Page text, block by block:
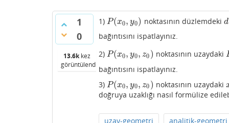
1
0
13.6kkez
görüntülendi
1) P(x0, y0)
P(x0,y0 ) noktasının düzlemdeki d
d:
bağıntısını ispatlayınız.
2) P(x0, y0, z0 )
P(x0,y0 ,z0) noktasının uzaydaki
bağıntısını ispatlayınız.
3) P(x0, y0, z0 )
P(x0,y0 ,z0) noktasının uzaydaki x
doğruya uzaklığı nasıl formülize
uzay-geometri analitik-geometri